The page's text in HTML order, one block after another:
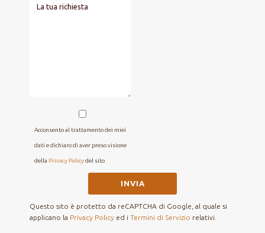
Acconsento al trattamento dei miei
dati e dichiaro di aver preso visione
della Privacy Policydel sito
Questo sito è protetto da reCAPTCHA di Google, al quale si
applicano la Privacy Policy ed i Termini di Servizio relativi.